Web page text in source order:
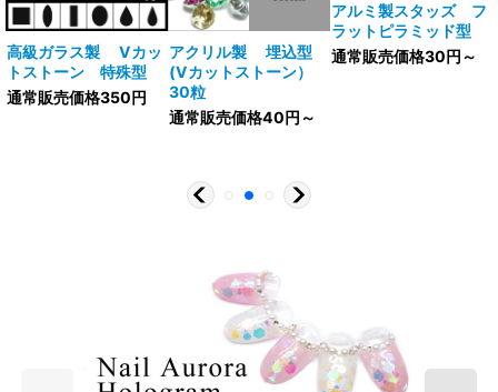
高級ガラス製 Vカッ
トストーン 特殊型
通常販売価格350円
アクリル製 埋込型
(Vカットストーン）
30粒
通常販売価格40円～
アルミ製スタッズ フ
ラットピラミッド型
通常販売価格30円～